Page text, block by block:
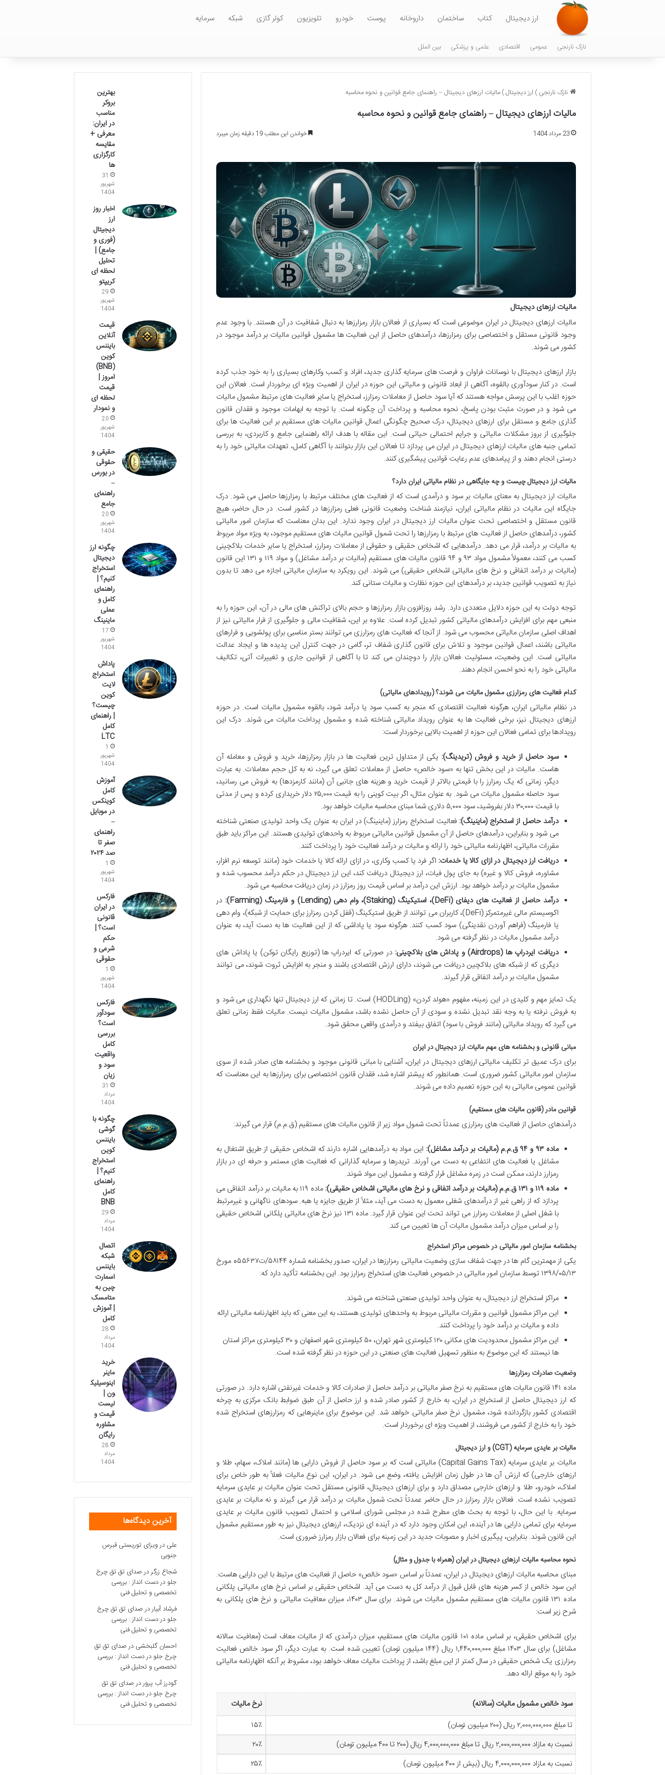
ارز دیجیتال کتاب ساختمان داروخانه پوست خودرو تلویزیون کولر گازی شبکه سرمایه
نازک نارنجی عمومی اقتصادی علمی و پزشکی بین الملل
نازک نارنجی ) ارز دیجیتال) مالیات ارزهای دیجیتال – راهنمای جامع قوانین و نحوه محاسبه
مالیات ارزهای دیجیتال – راهنمای جامع قوانین و نحوه محاسبه
23 مرداد 1404 خواندن این مطلب 19 دقیقه زمان میبرد
مالیات ارزهای دیجیتال
مالیات ارزهای دیجیتال در ایران موضوعی است که بسیاری از فعالان بازار رمزارزها به دنبال شفافیت در آن هستند. با وجود عدم
وجود قانونی مستقل و اختصاصی برای رمزارزها، درآمدهای حاصل از این فعالیت ها مشمول قوانین مالیات بر درآمد موجود در
کشور می شوند.
بازار ارزهای دیجیتال با نوسانات فراوان و فرصت های سرمایه گذاری جدید، افراد و کسب وکارهای بسیاری را به خود جذب کرده
است. در کنار سودآوری بالقوه، آگاهی از ابعاد قانونی و مالیاتی این حوزه در ایران از اهمیت ویژه ای برخوردار است. فعالان این
حوزه اغلب با این پرسش مواجه هستند که آیا سود حاصل از معاملات رمزارز، استخراج یا سایر فعالیت های مرتبط مشمول مالیات
می شود و در صورت مثبت بودن پاسخ، نحوه محاسبه و پرداخت آن چگونه است. با توجه به ابهامات موجود و فقدان قانون
گذاری جامع و مستقل برای ارزهای دیجیتال، درک صحیح چگونگی اعمال قوانین مالیات های مستقیم بر این فعالیت ها برای
جلوگیری از بروز مشکلات مالیاتی و جرایم احتمالی حیاتی است. این مقاله با هدف ارائه راهنمایی جامع و کاربردی، به بررسی
تمامی جنبه های مالیات ارزهای دیجیتال در ایران می پردازد تا فعالان این بازار بتوانند با آگاهی کامل، تعهدات مالیاتی خود را به
درستی انجام دهند و از پیامدهای عدم رعایت قوانین پیشگیری کنند.
مالیات ارز دیجیتال چیست و چه جایگاهی در نظام مالیاتی ایران دارد؟
مالیات ارز دیجیتال به معنای مالیات بر سود و درآمدی است که از فعالیت های مختلف مرتبط با رمزارزها حاصل می شود. درک
جایگاه این مالیات در نظام مالیاتی ایران، نیازمند شناخت وضعیت قانونی فعلی رمزارزها در کشور است. در حال حاضر، هیچ
قانون مستقل و اختصاصی تحت عنوان مالیات ارز دیجیتال در ایران وجود ندارد. این بدان معناست که سازمان امور مالیاتی
کشور، درآمدهای حاصل از فعالیت های مرتبط با رمزارزها را تحت شمول قوانین مالیات های مستقیم موجود، به ویژه مواد مربوط
به مالیات بر درآمد، قرار می دهد. درآمدهایی که اشخاص حقیقی و حقوقی از معاملات رمزارز، استخراج یا سایر خدمات بلاکچینی
کسب می کنند، معمولاً مشمول مواد ۹۳ و ۹۴ قانون مالیات های مستقیم (مالیات بر درآمد مشاغل) و مواد ۱۱۹ و ۱۳۱ این قانون
(مالیات بر درآمد اتفاقی و نرخ های مالیاتی اشخاص حقیقی) می شوند. این رویکرد به سازمان مالیاتی اجازه می دهد تا بدون
نیاز به تصویب قوانین جدید، بر درآمدهای این حوزه نظارت و مالیات ستانی کند.
توجه دولت به این حوزه دلایل متعددی دارد. رشد روزافزون بازار رمزارزها و حجم بالای تراکنش های مالی در آن، این حوزه را به
منبعی مهم برای افزایش درآمدهای مالیاتی کشور تبدیل کرده است. علاوه بر این، شفافیت مالی و جلوگیری از فرار مالیاتی نیز از
اهداف اصلی سازمان مالیاتی محسوب می شود. از آنجا که فعالیت های رمزارزی می توانند بستر مناسبی برای پولشویی و فرارهای
مالیاتی باشند، اعمال قوانین موجود و تلاش برای قانون گذاری شفاف تر، گامی در جهت کنترل این پدیده ها و ایجاد عدالت
مالیاتی است. این وضعیت، مسئولیت فعالان بازار را دوچندان می کند تا با آگاهی از قوانین جاری و تغییرات آتی، تکالیف
مالیاتی خود را به نحو احسن انجام دهند.
کدام فعالیت های رمزارزی مشمول مالیات می شوند؟ (رویدادهای مالیاتی)
در نظام مالیاتی ایران، هرگونه فعالیت اقتصادی که منجر به کسب سود یا درآمد شود، بالقوه مشمول مالیات است. در حوزه
ارزهای دیجیتال نیز، برخی فعالیت ها به عنوان رویداد مالیاتی شناخته شده و مشمول پرداخت مالیات می شوند. درک این
رویدادها برای تمامی فعالان این حوزه از اهمیت بالایی برخوردار است:
سود حاصل از خرید و فروش (تریدینگ): یکی از متداول ترین فعالیت ها در بازار رمزارزها، خرید و فروش و معامله آن
هاست. مالیات در این بخش تنها به «سود خالص» حاصل از معاملات تعلق می گیرد، نه به کل حجم معاملات. به عبارت
دیگر، زمانی که یک رمزارز را با قیمتی بالاتر از قیمت خرید و هزینه های جانبی آن (مانند کارمزدها) به فروش می رسانید،
سود حاصله مشمول مالیات می شود. به عنوان مثال، اگر بیت کوینی را به قیمت ۲۵,۰۰۰ دلار خریداری کرده و پس از مدتی
با قیمت ۳۰,۰۰۰ دلار بفروشید، سود ۵,۰۰۰ دلاری شما مبنای محاسبه مالیات خواهد بود.
درآمد حاصل از استخراج (ماینینگ): فعالیت استخراج رمزارز (ماینینگ) در ایران به عنوان یک واحد تولیدی صنعتی شناخته
می شود و بنابراین، درآمدهای حاصل از آن مشمول قوانین مالیاتی مربوط به واحدهای تولیدی هستند. این مراکز باید طبق
مقررات مالیاتی، اظهارنامه مالیاتی خود را ارائه و مالیات بر درآمد فعالیت خود را پرداخت کنند.
دریافت ارز دیجیتال در ازای کالا یا خدمات: اگر فرد یا کسب وکاری، در ازای ارائه کالا یا خدمات خود (مانند توسعه نرم افزار،
مشاوره، فروش کالا و غیره) به جای پول فیات، ارز دیجیتال دریافت کند، این ارز دیجیتال در حکم درآمد محسوب شده و
مشمول مالیات بر درآمد خواهد بود. ارزش این درآمد بر اساس قیمت روز رمزارز در زمان دریافت محاسبه می شود.
درآمد حاصل از فعالیت های دیفای (DeFi)، استیکینگ (Staking)، وام دهی (Lending) و فارمینگ (Farming):
در
اکوسیستم مالی غیرمتمرکز (DeFi)، کاربران می توانند از طریق استیکینگ (قفل کردن رمزارز برای حمایت از شبکه)، وام دهی
یا فارمینگ (فراهم آوردن نقدینگی) سود کسب کنند. هرگونه سود یا پاداشی که از این فعالیت ها به دست آید، به عنوان
درآمد مشمول مالیات در نظر گرفته می شود.
دریافت ایردراپ ها (Airdrops) و پاداش های بلاکچینی:
در صورتی که ایردراپ ها (توزیع رایگان توکن) یا پاداش های
دیگری که از شبکه های بلاکچین دریافت می شوند، دارای ارزش اقتصادی باشند و منجر به افزایش ثروت شوند، می توانند
مشمول مالیات بر درآمد اتفاقی قرار گیرند.
یک تمایز مهم و کلیدی در این زمینه، مفهوم «هولد کردن» (HODLing) است. تا زمانی که ارز دیجیتال تنها نگهداری می شود و
به فروش نرفته یا به وجه نقد تبدیل نشده و سودی از آن حاصل نشده باشد، مشمول مالیات نیست. مالیات فقط زمانی تعلق
می گیرد که رویداد مالیاتی (مانند فروش با سود) اتفاق بیفتد و درآمدی واقعی محقق شود.
مبانی قانونی و بخشنامه های مهم مالیات ارز دیجیتال در ایران
برای درک عمیق تر تکلیف مالیاتی ارزهای دیجیتال در ایران، آشنایی با مبانی قانونی موجود و بخشنامه های صادر شده از سوی
سازمان امور مالیاتی کشور ضروری است. همانطور که پیشتر اشاره شد، فقدان قانون اختصاصی برای رمزارزها به این معناست که
قوانین عمومی مالیاتی به این حوزه تعمیم داده می شوند.
قوانین مادر (قانون مالیات های مستقیم)
درآمدهای حاصل از فعالیت های رمزارزی عمدتاً تحت شمول مواد زیر از قانون مالیات های مستقیم (ق.م.م) قرار می گیرند:
ماده ۹۳ و ۹۴ ق.م.م (مالیات بر درآمد مشاغل):
این مواد به درآمدهایی اشاره دارند که اشخاص حقیقی از طریق اشتغال به
مشاغل یا فعالیت های انتفاعی به دست می آورند. تریدرها و سرمایه گذارانی که فعالیت های مستمر و حرفه ای در بازار
رمزارز دارند، ممکن است در زمره مشاغل قرار گرفته و مشمول این مواد شوند.
ماده ۱۱۹ و ۱۳۱ ق.م.م (مالیات بر درآمد اتفاقی و نرخ های مالیاتی اشخاص حقیقی):
ماده ۱۱۹ به مالیات بر درآمد اتفاقی می
پردازد که از راهی غیر از درآمدهای شغلی معمول به دست می آید، مثلاً از طریق جایزه یا هبه. سودهای ناگهانی و غیرمرتبط
با شغل اصلی از معاملات رمزارز می تواند تحت این عنوان قرار گیرد. ماده ۱۳۱ نیز نرخ های مالیاتی پلکانی اشخاص حقیقی
را بر اساس میزان درآمد مشمول مالیات آن ها تعیین می کند.
بخشنامه سازمان امور مالیاتی در خصوص مراکز استخراج
یکی از مهمترین گام ها در جهت شفاف سازی وضعیت مالیاتی رمزارزها در ایران، صدور بخشنامه شماره ۵۸۱۴۴/ت۵۵۶۳۷ه مورخ
۱۳۹۸/۰۵/۱۳ توسط سازمان امور مالیاتی در خصوص فعالیت های استخراج رمزارز بود. این بخشنامه تأکید دارد که:
مراکز استخراج ارز دیجیتال، به عنوان واحد تولیدی صنعتی شناخته می شوند.
این مراکز مشمول قوانین و مقررات مالیاتی مربوط به واحدهای تولیدی هستند، به این معنی که باید اظهارنامه مالیاتی ارائه
داده و مالیات بر درآمد خود را پرداخت کنند.
این مراکز مشمول محدودیت های مکانی ۱۲۰ کیلومتری شهر تهران، ۵۰ کیلومتری شهر اصفهان و ۳۰ کیلومتری مراکز استان
ها نیستند که این موضوع به منظور تسهیل فعالیت های صنعتی در این حوزه در نظر گرفته شده است.
وضعیت صادرات رمزارزها
ماده ۱۴۱ قانون مالیات های مستقیم به نرخ صفر مالیاتی بر درآمد حاصل از صادرات کالا و خدمات غیرنفتی اشاره دارد. در صورتی
که ارز دیجیتال حاصل از استخراج در ایران، به خارج از کشور صادر شده و ارز حاصل از آن طبق ضوابط بانک مرکزی به چرخه
اقتصادی کشور بازگردانده شود، مشمول نرخ صفر مالیاتی خواهد شد. این موضوع برای ماینرهایی که رمزارزهای استخراج شده
خود را به خارج از کشور می فروشند، از اهمیت ویژه ای برخوردار است.
مالیات بر عایدی سرمایه (CGT) و ارز دیجیتال
مالیات بر عایدی سرمایه (Capital Gains Tax) مالیاتی است که بر سود حاصل از فروش دارایی ها (مانند املاک، سهام، طلا و
ارزهای خارجی) که ارزش آن ها در طول زمان افزایش یافته، وضع می شود. در ایران، این نوع مالیات فعلاً به طور خاص برای
املاک، خودرو، طلا و ارزهای خارجی مصداق دارد و برای ارزهای دیجیتال، قانونی مستقل تحت عنوان مالیات بر عایدی سرمایه
تصویب نشده است. فعالان بازار رمزارز در حال حاضر عمدتاً تحت شمول مالیات بر درآمد قرار می گیرند و نه مالیات بر عایدی
سرمایه. با این حال، با توجه به بحث های مطرح شده در مجلس شورای اسلامی و احتمال تصویب قانون مالیات بر عایدی
سرمایه برای تمامی دارایی ها در آینده، این امکان وجود دارد که در آینده ای نزدیک، ارزهای دیجیتال نیز به طور مستقیم مشمول
این قانون شوند. بنابراین، پیگیری اخبار و مصوبات جدید در این زمینه برای فعالان بازار رمزارز ضروری است.
نحوه محاسبه مالیات ارزهای دیجیتال در ایران (همراه با جدول و مثال)
مبنای محاسبه مالیات ارزهای دیجیتال در ایران، عمدتاً بر اساس «سود خالص» حاصل از فعالیت های مرتبط با این دارایی هاست.
این سود خالص از کسر هزینه های قابل قبول از درآمد کل به دست می آید. اشخاص حقیقی بر اساس نرخ های مالیاتی پلکانی
ماده ۱۳۱ قانون مالیات های مستقیم مشمول مالیات می شوند. برای سال ۱۴۰۳، میزان معافیت مالیاتی و نرخ های پلکانی به
شرح زیر است:
برای اشخاص حقیقی، بر اساس ماده ۱۰۱ قانون مالیات های مستقیم، میزان درآمدی که از مالیات معاف است (معافیت سالانه
مشاغل) برای سال ۱۴۰۳ مبلغ ۱,۴۴۰,۰۰۰,۰۰۰ ریال (۱۴۴ میلیون تومان) تعیین شده است. به عبارت دیگر، اگر سود خالص فعالیت
رمزارزی یک شخص حقیقی در سال کمتر از این مبلغ باشد، از پرداخت مالیات معاف خواهد بود، مشروط بر آنکه اظهارنامه مالیاتی
خود را به موقع ارائه دهد.
سود خالص مشمول مالیات (سالانه)
نرخ مالیات
تا مبلغ ۲,۰۰۰,۰۰۰,۰۰۰ ریال (۲۰۰ میلیون تومان)
۱۵٪
نسبت به مازاد ۲,۰۰۰,۰۰۰,۰۰۰ ریال تا مبلغ ۴,۰۰۰,۰۰۰,۰۰۰ ریال (۲۰۰ تا ۴۰۰ میلیون تومان)
۲۰٪
نسبت به مازاد ۴,۰۰۰,۰۰۰,۰۰۰ ریال (بیش از ۴۰۰ میلیون تومان)
۲۵٪
بهترین
بروکر
مناسب
در ایران:
معرفی +
مقایسه
کارگزاری
ها
31
شهریور
1404
اخبار روز
ارز
دیجیتال
(فوری و
جامع) |
تحلیل
لحظه ای
کریپتو
29
شهریور
1404
قیمت
آنلاین
بایننس
کوین
(BNB)
امروز |
قیمت
لحظه ای
و نمودار
20
شهریور
1404
حقیقی و
حقوقی
در بورس
–
راهنمای
جامع
20
شهریور
1404
چگونه ارز
دیجیتال
استخراج
کنیم؟ |
راهنمای
کامل و
عملی
ماینینگ
17
شهریور
1404
پاداش
استخراج
لایت
کوین
چیست؟
| راهنمای
کامل
LTC
1
شهریور
1404
آموزش
کامل
کوینکس
در موبایل
–
راهنمای
صفر تا
صد ۲۰۲۴
1
شهریور
1404
فارکس
در ایران
قانونی
است؟ |
حکم
شرعی و
حقوقی
1
شهریور
1404
فارکس
سودآور
است؟
بررسی
کامل
واقعیت
سود و
زیان
31
مرداد
1404
چگونه با
گوشی
بایننس
کوین
استخراج
کنیم؟ |
راهنمای
کامل
BNB
29
مرداد
1404
اتصال
شبکه
بایننس
اسمارت
چین به
متامسک
| آموزش
کامل
28
مرداد
1404
خرید
ماینر
اینوسیلیک
ون |
لیست
قیمت و
مشاوره
رایگان
28
مرداد
1404
آخرین دیدگاه‌ها
علی درویزای توریستی قبرس
جنوبی
شجاع زرگردرصدای تق تق چرخ
جلو در دست انداز : بررسی
تخصصی و تحلیل فنی
فرشاد آبیاردرصدای تق تق چرخ
جلو در دست انداز : بررسی
تخصصی و تحلیل فنی
احسان گلبخشی درصدای تق تق
چرخ جلو در دست انداز : بررسی
تخصصی و تحلیل فنی
گودرز آب پروردرصدای تق تق
چرخ جلو در دست انداز : بررسی
تخصصی و تحلیل فنی